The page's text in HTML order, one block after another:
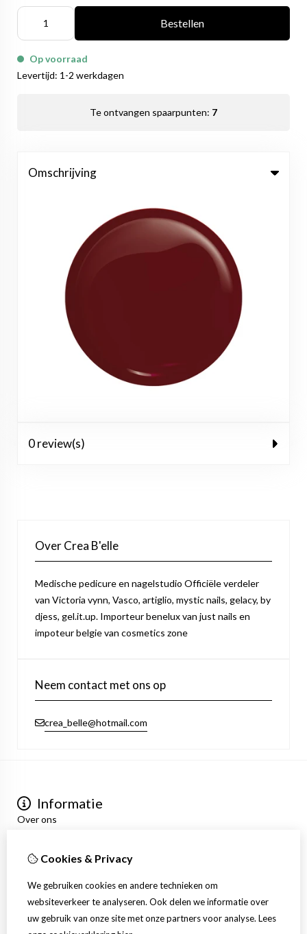
Bestellen
Op voorraad
Levertijd: 1-2 werkdagen
Te ontvangen spaarpunten: 7
Omschrijving
0 review(s)
Over Crea B'elle
Medische pedicure en nagelstudio Officiële verdeler
van Victoria vynn, Vasco, artiglio, mystic nails, gelacy, by
djess, gel.it.up. Importeur benelux van just nails en
impoteur belgie van cosmetics zone
Neem contact met ons op
crea_belle@hotmail.com
Informatie
Over ons
Algemene voorwaarden
Mijn account
Inloggen
Bestelhistorie
Verlanglijst
Cookies & Privacy
We gebruiken cookies en andere technieken om
websiteverkeer te analyseren. Ook delen we informatie over
uw gebruik van onze site met onze partners voor analyse. Lees